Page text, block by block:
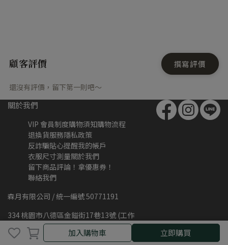
加入購物車
加入購物車 立即購買
顧客評價 撰寫評價
還沒有評價，留下第一則吧～
關於我們
VIP 會員制度購物須知購物流程
退換貨服務隱私政策
反詐騙貼心提醒我的帳戶
衣服尺寸測量關於我們
留下商品評論！拿優惠券！
聯絡我們
森月有限公司 / 統一編號 50771191
334 桃園市八德區金鎰街17巷13號 (工作
室不對外開放,亦無現場取貨服務)